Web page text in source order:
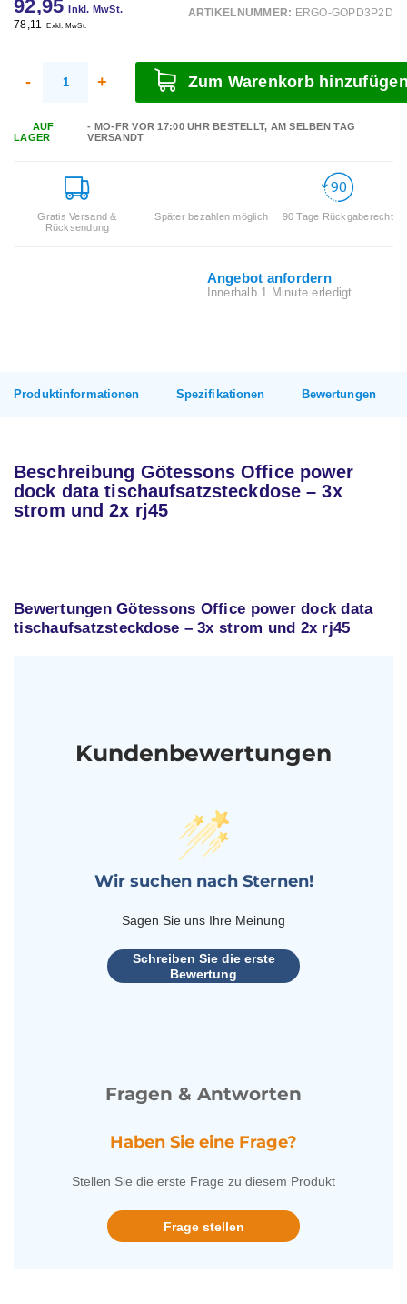
92,95 Inkl. MwSt.
78,11 Exkl. MwSt.
ARTIKELNUMMER: ERGO-GOPD3P2D
- + Zum Warenkorb
AUF
LAGER
- MO-FR VOR 17:00 UHR BESTELLT, AM SELBEN TAG
VERSANDT
Gratis Versand &
Rücksendung
Später bezahlen möglich 90 Tage Rückgaberecht
Angebot anfordern
Innerhalb 1 Minute erledigt
Produktinformationen Spezifikationen Bewertungen
Beschreibung Götessons Office power
dock data tischaufsatzsteckdose – 3x
strom und 2x rj45
Bewertungen Götessons Office power dock data
tischaufsatzsteckdose – 3x strom und 2x rj45
Kundenbewertungen
Wir suchen nach Sternen!
Sagen Sie uns Ihre Meinung
Schreiben Sie die erste
Bewertung
Fragen & Antworten
Haben Sie eine Frage?
Stellen Sie die erste Frage zu diesem Produkt
Frage stellen